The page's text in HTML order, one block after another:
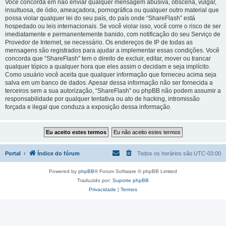
Você concorda em não enviar qualquer mensagem abusiva, obscena, vulgar,
insultuosa, de ódio, ameaçadora, pornográfica ou qualquer outro material que
possa violar qualquer lei do seu país, do país onde “ShareFlash” está
hospedado ou leis internacionais. Se você violar isso, você corre o risco de ser
imediatamente e permanentemente banido, com notificação do seu Serviço de
Provedor de Internet, se necessário. Os endereços de IP de todas as
mensagens são registrados para ajudar a implementar essas condições. Você
concorda que “ShareFlash” tem o direito de excluir, editar, mover ou trancar
qualquer tópico a qualquer hora que eles assim o decidam e seja implícito.
Como usuário você aceita que qualquer informação que forneceu acima seja
salva em um banco de dados. Apesar dessa informação não ser fornecida a
terceiros sem a sua autorização, “ShareFlash” ou phpBB não podem assumir a
responsabilidade por qualquer tentativa ou ato de hacking, intromissão
forçada e ilegal que conduza a exposição dessa informação.
Portal Índice do fórum Todos os horários são UTC-03:00
Powered by phpBB® Forum Software © phpBB Limited
Traduzido por: Suporte phpBB
Privacidade | Termos